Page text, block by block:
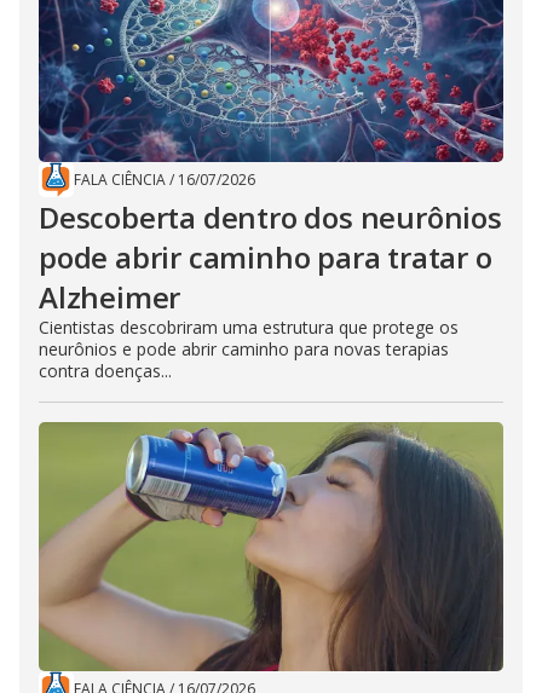
FALA CIÊNCIA/ 16/07/2026
Descoberta dentro dos neurônios
pode abrir caminho para tratar o
Alzheimer
Cientistas descobriram uma estrutura que protege os
neurônios e pode abrir caminho para novas terapias
contra doenças...
FALA CIÊNCIA/ 16/07/2026